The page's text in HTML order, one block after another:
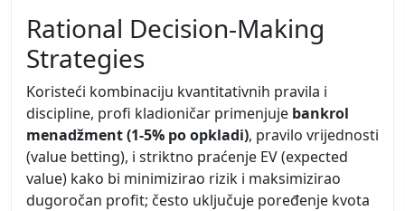
Rational Decision-Making
Strategies
Koristeći kombinaciju kvantitativnih pravila i
discipline, profi kladioničar primenjuje bankrol
menadžment (1-5% po opkladi), pravilo vrijednosti
(value betting), i striktno praćenje EV (expected
value) kako bi minimizirao rizik i maksimizirao
dugoročan profit; često uključuje poređenje kvota